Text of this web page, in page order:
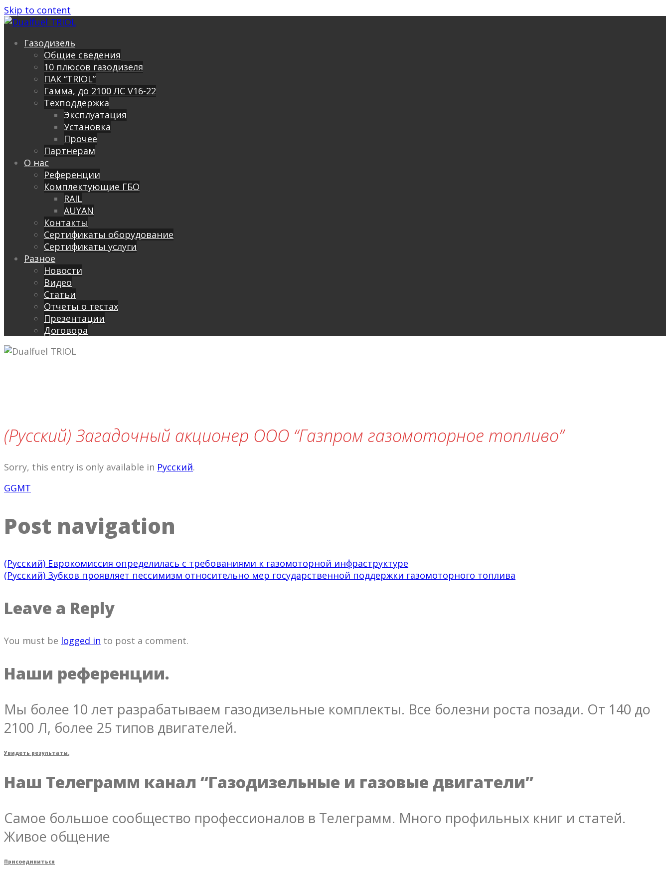
Skip to content
Газодизель
Общие сведения
10 плюсов газодизеля
ПАК “TRIOL”
Гамма, до 2100 ЛС V16-22
Техподдержка
Эксплуатация
Установка
Прочее
Партнерам
О нас
Референции
Комплектующие ГБО
RAIL
AUYAN
Контакты
Сертификаты оборудование
Сертификаты услуги
Разное
Новости
Видео
Cтатьи
Отчеты о тестах
Презентации
Договора
(Русский) Загадочный акционер ООО “Газпром газомоторное топливо”
Sorry, this entry is only available in Русский.
GGMT
Post navigation
(Русский) Еврокомиссия определилась с требованиями к газомоторной инфраструктуре
(Русский) Зубков проявляет пессимизм относительно мер государственной поддержки газомоторного топлива
Leave a Reply
You must be logged in to post a comment.
Наши референции.
Мы более 10 лет разрабатываем газодизельные комплекты. Все болезни роста позади. От 140 до
2100 Л, более 25 типов двигателей.
Увидеть результаты.
Наш Телеграмм канал “Газодизельные и газовые двигатели”
Самое большое сообщество профессионалов в Телеграмм. Много профильных книг и статей.
Живое общение
Присоединиться